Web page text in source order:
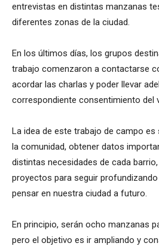
entrevistas en distintas manzanas
diferentes zonas de la ciudad.
En los últimos días, los grupos
trabajo comenzaron a contactarse
acordar las charlas y poder llevar
correspondiente consentimiento del
La idea de este trabajo de campo
la comunidad, obtener datos
distintas necesidades de cada
proyectos para seguir
pensar en nuestra ciudad a futuro.
En principio, serán ocho manzanas
pero el objetivo es ir ampliando y